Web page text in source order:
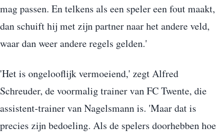
mag passen. En telkens als een speler een fout maakt,
dan schuift hij met zijn partner naar het andere veld,
waar dan weer andere regels gelden.'
'Het is ongelooflijk vermoeiend,' zegt Alfred
Schreuder, de voormalig trainer van FC Twente, die
assistent-trainer van Nagelsmann is. 'Maar dat is
precies zijn bedoeling. Als de spelers doorhebben hoe